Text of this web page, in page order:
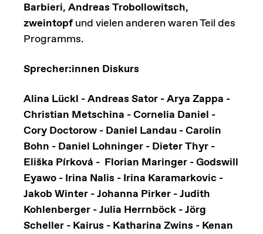
Barbieri, Andreas Trobollowitsch,
zweintopfund vielen anderen waren Teil des
Programms.
Sprecher:innen Diskurs
Alina Lückl - Andreas Sator - Arya Zappa -
Christian Metschina - Cornelia Daniel -
Cory Doctorow - Daniel Landau - Carolin
Bohn - Daniel Lohninger - Dieter Thyr -
Eliška Pírková - Florian Maringer - Godswill
Eyawo - Irina Nalis - Irina Karamarkovic -
Jakob Winter - Johanna Pirker - Judith
Kohlenberger - Julia Herrnböck - Jörg
Scheller - Kairus - Katharina Zwins - Kenan